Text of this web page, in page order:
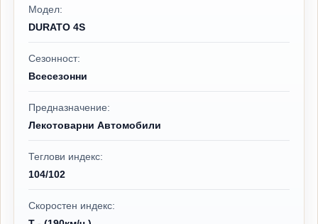
Модел:
DURATO 4S
Сезонност:
Всесезонни
Предназначение:
Лекотоварни Автомобили
Теглови индекс:
104/102
Скоростен индекс: